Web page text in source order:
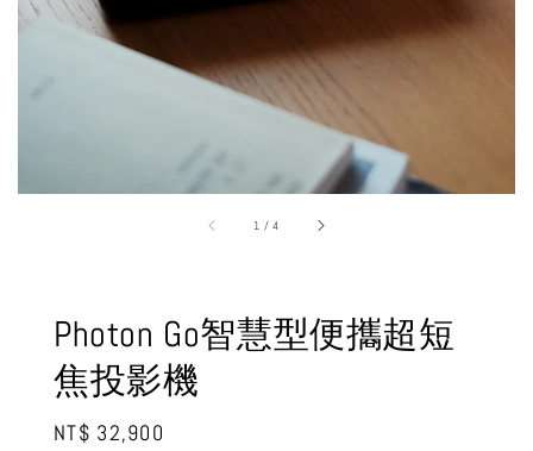
1 /4
Photon Go智慧型便攜超短
焦投影機
Regular
NT$ 32,900